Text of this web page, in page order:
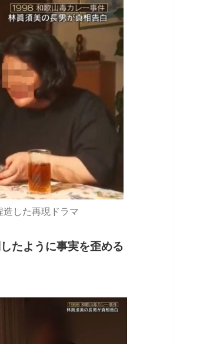
造した再現ドラマ
たように事実を歪める